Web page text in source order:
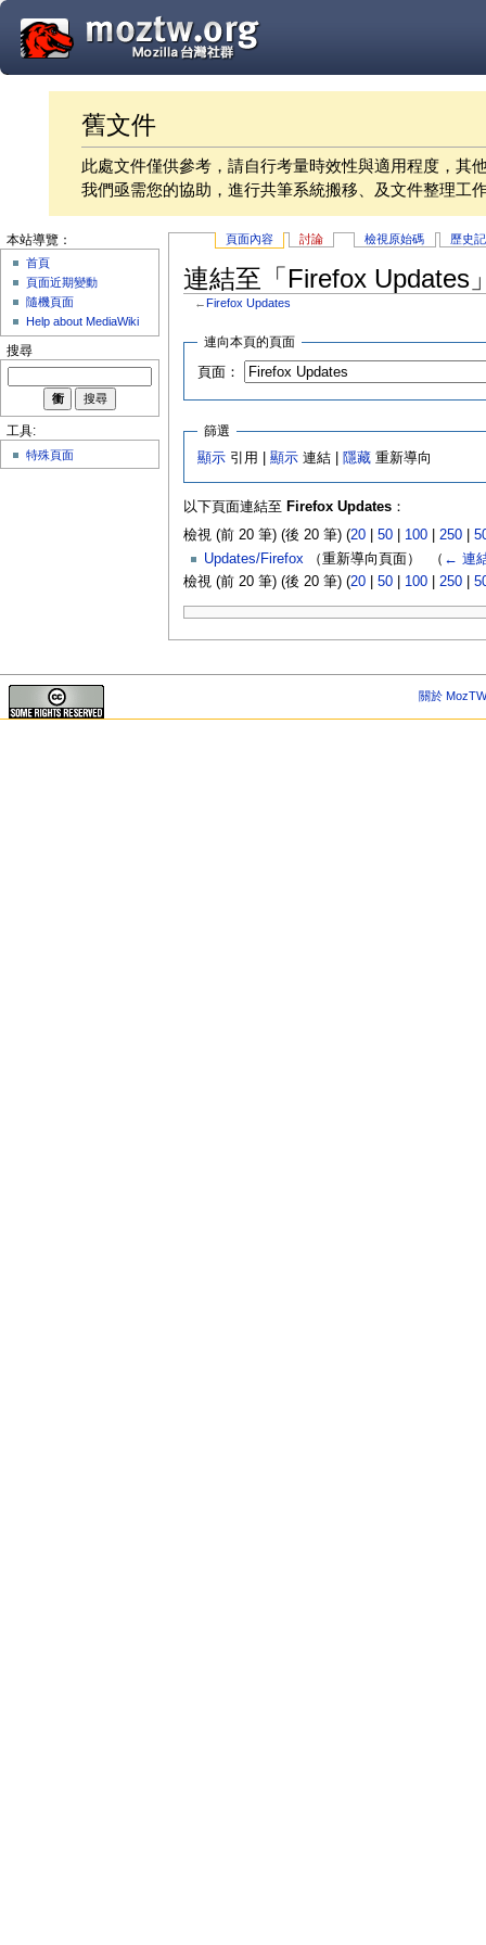
舊文件
此處文件僅供參考，請自行考量時效性與適用程度，其
我們亟需您的協助，進行共筆系統搬移、及文件整理工
頁面內容 討論 檢視原始碼 歷史
連結至「Firefox Updates
← Firefox Updates
連向本頁的頁面
頁面：
篩選
顯示 引用 |顯示 連結 | 隱藏 重新導向
以下頁面連結至 Firefox Updates：
檢視 (前 20 筆) (後 20 筆) (20| 50| 100| 250|
Updates/Firefox（重新導向頁面） ‎ （ ← 連
檢視 (前 20 筆) (後 20 筆) (20| 50| 100| 250|
本站導覽：
首頁
頁面近期變動
隨機頁面
Help about MediaWiki
搜尋
工具:
特殊頁面
關於